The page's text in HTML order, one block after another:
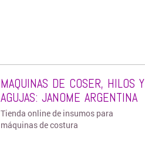
MAQUINAS DE COSER, HILOS Y
AGUJAS: JANOME ARGENTINA
Tienda online de insumos para
máquinas de costura